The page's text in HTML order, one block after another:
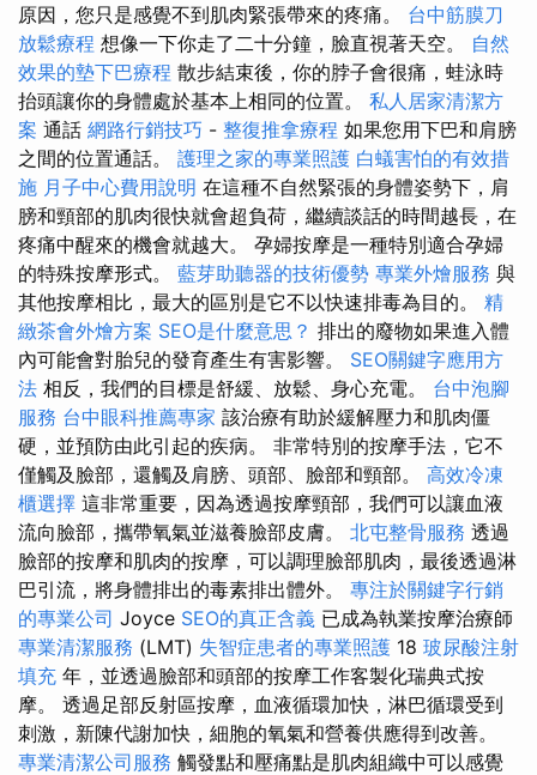
原因，您只是感覺不到肌肉緊張帶來的疼痛。 台中筋膜刀
放鬆療程 想像一下你走了二十分鐘，臉直視著天空。 自然
效果的墊下巴療程 散步結束後，你的脖子會很痛，蛙泳時
抬頭讓你的身體處於基本上相同的位置。 私人居家清潔方
案 通話 網路行銷技巧 - 整復推拿療程 如果您用下巴和肩膀
之間的位置通話。 護理之家的專業照護 白蟻害怕的有效措
施 月子中心費用說明 在這種不自然緊張的身體姿勢下，肩
膀和頸部的肌肉很快就會超負荷，繼續談話的時間越長，在
疼痛中醒來的機會就越大。 孕婦按摩是一種特別適合孕婦
的特殊按摩形式。 藍芽助聽器的技術優勢 專業外燴服務 與
其他按摩相比，最大的區別是它不以快速排毒為目的。 精
緻茶會外燴方案 SEO是什麼意思？ 排出的廢物如果進入體
內可能會對胎兒的發育產生有害影響。 SEO關鍵字應用方
法 相反，我們的目標是舒緩、放鬆、身心充電。 台中泡腳
服務 台中眼科推薦專家 該治療有助於緩解壓力和肌肉僵
硬，並預防由此引起的疾病。 非常特別的按摩手法，它不
僅觸及臉部，還觸及肩膀、頭部、臉部和頸部。 高效冷凍
櫃選擇 這非常重要，因為透過按摩頸部，我們可以讓血液
流向臉部，攜帶氧氣並滋養臉部皮膚。 北屯整骨服務 透過
臉部的按摩和肌肉的按摩，可以調理臉部肌肉，最後透過淋
巴引流，將身體排出的毒素排出體外。 專注於關鍵字行銷
的專業公司 Joyce SEO的真正含義 已成為執業按摩治療師
專業清潔服務 (LMT) 失智症患者的專業照護 18 玻尿酸注射
填充 年，並透過臉部和頭部的按摩工作客製化瑞典式按
摩。 透過足部反射區按摩，血液循環加快，淋巴循環受到
刺激，新陳代謝加快，細胞的氧氣和營養供應得到改善。
專業清潔公司服務 觸發點和壓痛點是肌肉組織中可以感覺